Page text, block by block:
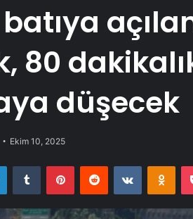
80
düşecek
Ekim 10, 2025
LinkedInTumblr PinterestReddit VKontakte